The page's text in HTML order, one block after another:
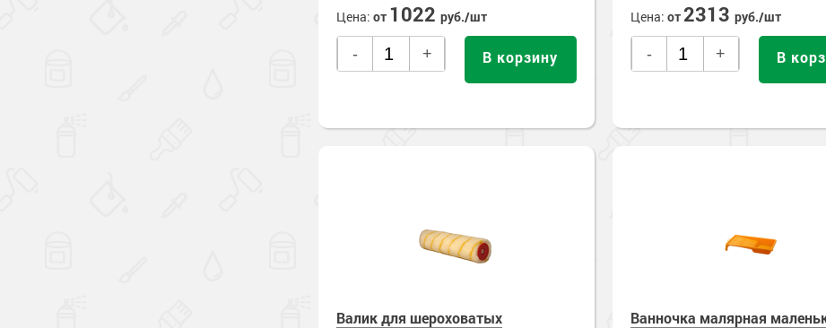
Цена: от 1022 руб./шт
- + В корзину
Цена: от2313 руб./шт
- + В
Валик для шероховатых
Ванночка малярная